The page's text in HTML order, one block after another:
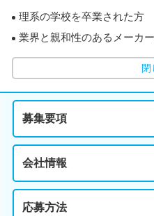
理系の学校を卒業された方
業界と親和性のあるメーカ
閉
募集要項
会社情報
応募方法